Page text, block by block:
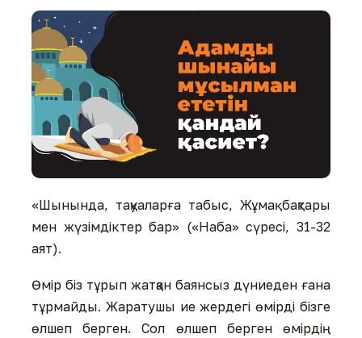
«Шынында, тақуаларға табыс, Жұмақ бақтары
мен жүзімдіктер бар» («Наба» сүресі, 31-32
аят).
Өмір біз тұрып жатқан баянсыз дүниеден ғана
тұрмайды. Жаратушы ие жердегі өмірді бізге
өлшеп берген. Сол өлшеп берген өмірдің